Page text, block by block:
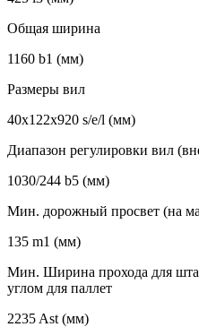
Общая ширина
1160 b1 (мм)
Размеры вил
40х122х920 s/e/l (мм)
Диапазон регулировки вил
1030/244 b5 (мм)
Мин. дорожный просвет (на
135 m1 (мм)
Мин. Ширина прохода для
углом для паллет
2235 Ast (мм)